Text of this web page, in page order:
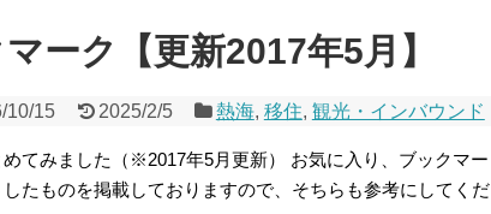
ーク【更新2017年5月】
10/15 2025/2/5 熱海, 移住, 観光・インバウンド
てみました（※2017年5月更新） お気に入り、ブックマー
たものを掲載しておりますので、そちらも参考にしてくだ